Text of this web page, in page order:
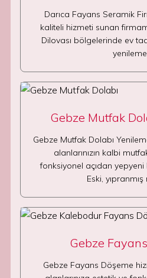
Darıca Fayans Seramik
kaliteli hizmeti sunan
Dilovası bölgelerinde ev
Gebze Mutfak
Gebze Mutfak Dolabı
alanlarınızın kalbi
fonksiyonel açıdan
Eski,
Gebze
Gebze Fayans Döşeme